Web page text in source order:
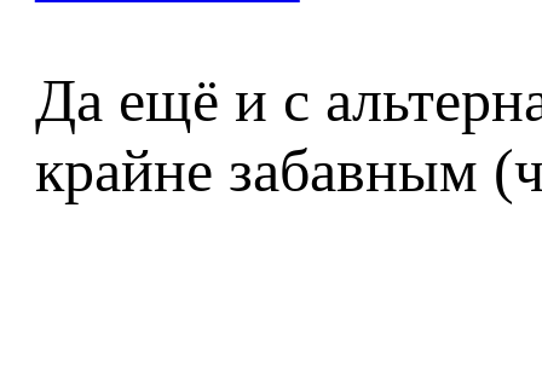
Да ещё и с
крайне забавным